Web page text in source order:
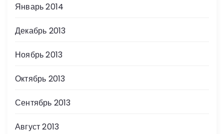
Январь 2014
Декабрь 2013
Ноябрь 2013
Октябрь 2013
Сентябрь 2013
Август 2013